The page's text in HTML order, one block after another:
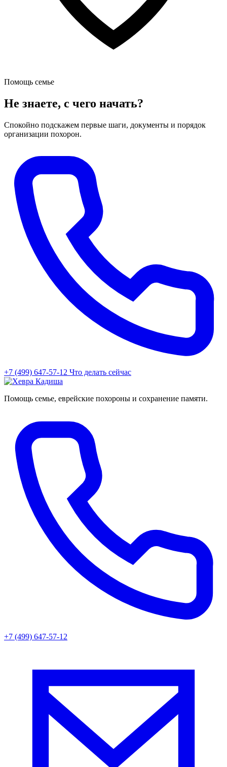
Помощь семье
Не знаете, с чего начать?
Спокойно подскажем первые шаги, документы и порядок
организации похорон.
+7 (499) 647-57-12 Что делать сейчас
Помощь семье, еврейские похороны и сохранение памяти.
+7 (499) 647-57-12